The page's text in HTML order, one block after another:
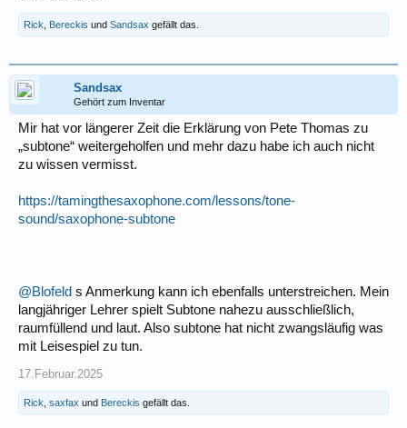
Rick Bereckis und Sandsax gefällt das.
Sandsax
Gehört zum Inventar
Mir hat vor längerer Zeit die Erklärung von Pete Thomas zu
„subtone“ weitergeholfen und mehr dazu habe ich auch nicht
zu wissen vermisst.
https://tamingthesaxophone.com/lessons/tone-
sound/saxophone-subtone
@Blofeld s Anmerkung kann ich ebenfalls unterstreichen. Mein
langjähriger Lehrer spielt Subtone nahezu ausschließlich,
raumfüllend und laut. Also subtone hat nicht zwangsläufig was
mit Leisespiel zu tun.
17.Februar.2025
Rick saxfax und Bereckis gefällt das.